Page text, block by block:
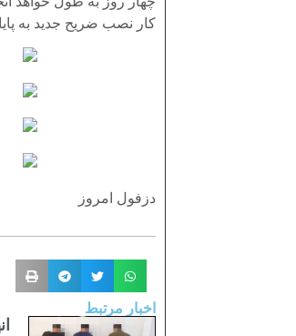
کار نصب ضریح جدید به
دزفول امروز
اخبار مرتبط